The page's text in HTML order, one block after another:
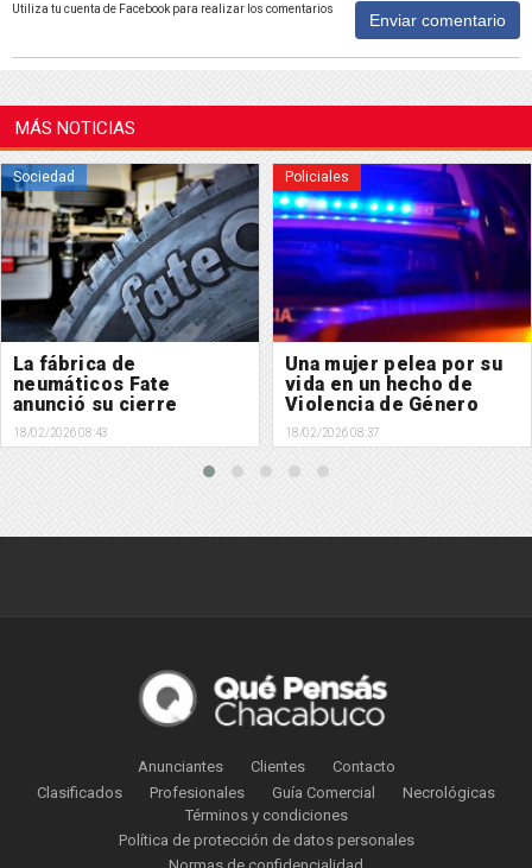
Utiliza tu cuenta de Facebook para realizar los comentarios
Enviar comentario
MÁS NOTICIAS
Sociedad
La fábrica de
neumáticos Fate
anunció su cierre
definitivo y despedirá a
más de 900 empleados
18/02/2026 08:43
Policiales
Una mujer pelea por su
vida en un hecho de
Violencia de Género
18/02/2026 08:37
Anunciantes Clientes
Contacto
Clasificados
Profesionales Guía Comercial
Necrológicas
Términos y condiciones
Política de protección de datos personales